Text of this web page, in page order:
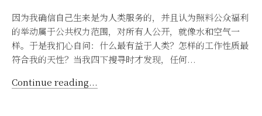
因为我确信自己生来是为人类服务的，并且认为照料公众福利
的举动属于公共权力范围，对所有人公开，就像水和空气一
样。于是我扪心自问：什么最有益于人类？怎样的工作性质最
符合我的天性？当我四下搜寻时才发现，任何...
Continue reading...